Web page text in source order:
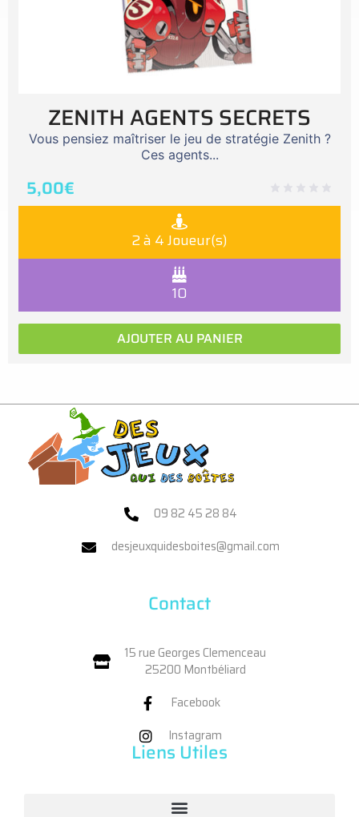
ZENITH AGENTS SECRETS
Vous pensiez maîtriser le jeu de stratégie Zenith ?
Ces agents...
5,00€
2 à 4 Joueur(s)
10
AJOUTER AU PANIER
09 82 45 28 84
desjeuxquidesboites@gmail.com
Contact
15 rue Georges Clemenceau
25200 Montbéliard
Facebook
Instagram
Liens Utiles